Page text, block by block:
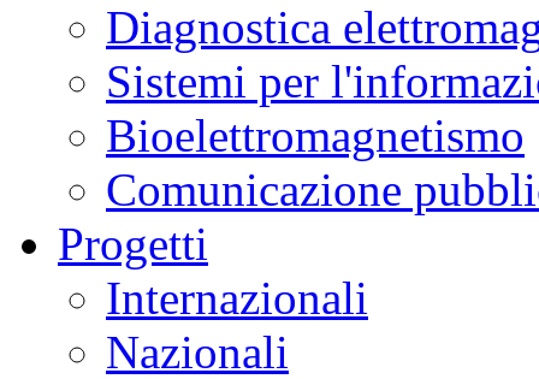
Diagnostica
Sistemi per
Bioelettromagnetismo
Comunicazione
Progetti
Internazionali
Nazionali